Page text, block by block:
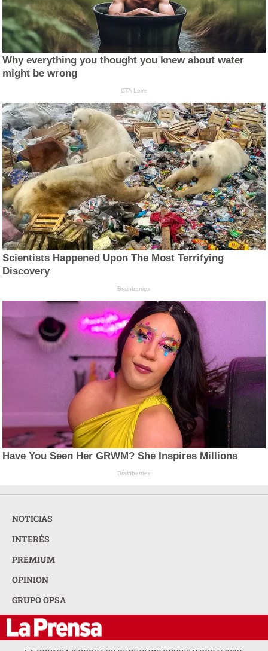
Why everything you thought you knew about water
might be wrong
CTA Love
Scientists Happened Upon The Most Terrifying
Discovery
Brainberries
Have You Seen Her GRWM? She Inspires Millions
Brainberries
NOTICIAS
INTERÉS
PREMIUM
OPINION
GRUPO OPSA